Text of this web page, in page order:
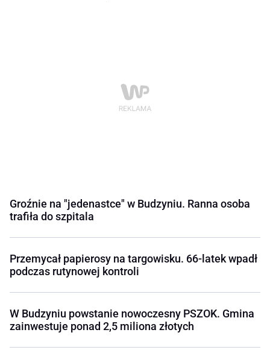
Groźnie na "jedenastce" w Budzyniu. Ranna osoba
trafiła do szpitala
Przemycał papierosy na targowisku. 66-latek wpadł
podczas rutynowej kontroli
W Budzyniu powstanie nowoczesny PSZOK. Gmina
zainwestuje ponad 2,5 miliona złotych